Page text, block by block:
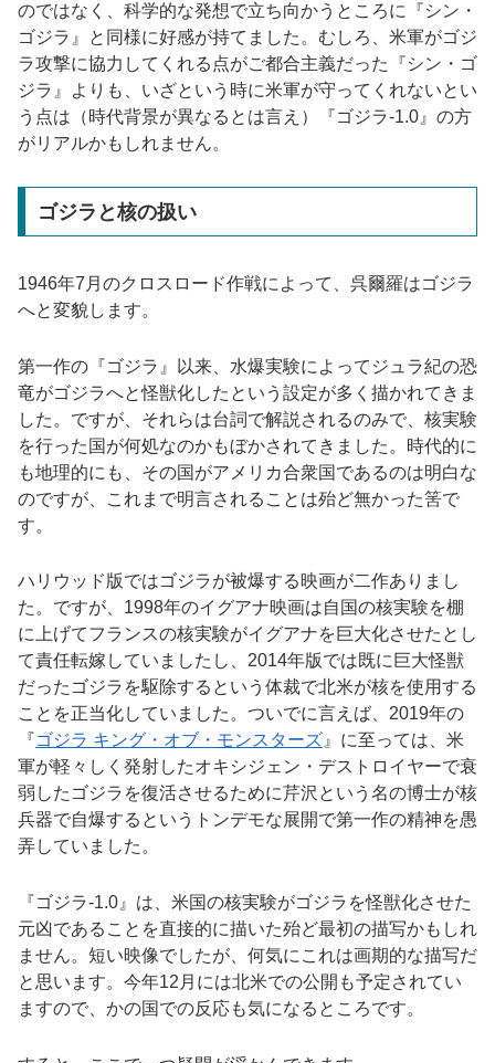
のではなく、科学的な発想で立ち向かうところに『シン・
ゴジラ』と同様に好感が持てました。むしろ、米軍がゴジ
ラ攻撃に協力してくれる点がご都合主義だった『シン・ゴ
ジラ』よりも、いざという時に米軍が守ってくれないとい
う点は（時代背景が異なるとは言え）『ゴジラ-1.0』の方
がリアルかもしれません。
ゴジラと核の扱い
1946年7月のクロスロード作戦によって、呉爾羅はゴジラ
へと変貌します。
第一作の『ゴジラ』以来、水爆実験によってジュラ紀の恐
竜がゴジラへと怪獣化したという設定が多く描かれてきま
した。ですが、それらは台詞で解説されるのみで、核実験
を行った国が何処なのかもぼかされてきました。時代的に
も地理的にも、その国がアメリカ合衆国であるのは明白な
のですが、これまで明言されることは殆ど無かった筈で
す。
ハリウッド版ではゴジラが被爆する映画が二作ありまし
た。ですが、1998年のイグアナ映画は自国の核実験を棚
に上げてフランスの核実験がイグアナを巨大化させたとし
て責任転嫁していましたし、2014年版では既に巨大怪獣
だったゴジラを駆除するという体裁で北米が核を使用する
ことを正当化していました。ついでに言えば、2019年の
『ゴジラ キング・オブ・モンスターズ 』に至っては、米
軍が軽々しく発射したオキシジェン・デストロイヤーで衰
弱したゴジラを復活させるために芹沢という名の博士が核
兵器で自爆するというトンデモな展開で第一作の精神を愚
弄していました。
『ゴジラ-1.0』は、米国の核実験がゴジラを怪獣化させた
元凶であることを直接的に描いた殆ど最初の描写かもしれ
ません。短い映像でしたが、何気にこれは画期的な描写だ
と思います。今年12月には北米での公開も予定されてい
ますので、かの国での反応も気になるところです。